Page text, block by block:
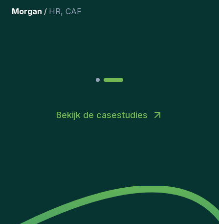
team hebben opgenomen.
Bekijk de casestudies